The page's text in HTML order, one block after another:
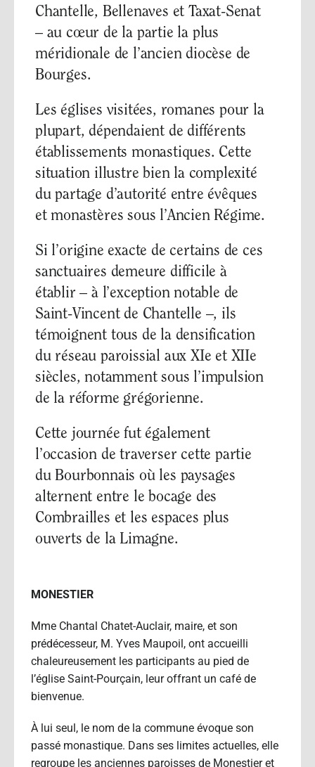
Chantelle, Bellenaves et Taxat-Senat
– au cœur de la partie la plus
méridionale de l’ancien diocèse de
Bourges.
Les églises visitées, romanes pour la
plupart, dépendaient de différents
établissements monastiques. Cette
situation illustre bien la complexité
du partage d’autorité entre évêques
et monastères sous l’Ancien Régime.
Si l’origine exacte de certains de ces
sanctuaires demeure difficile à
établir – à l’exception notable de
Saint-Vincent de Chantelle –, ils
témoignent tous de la densification
du réseau paroissial aux XIe et XIIe
siècles, notamment sous l’impulsion
de la réforme grégorienne.
Cette journée fut également
l’occasion de traverser cette partie
du Bourbonnais où les paysages
alternent entre le bocage des
Combrailles et les espaces plus
ouverts de la Limagne.
MONESTIER
Mme Chantal Chatet-Auclair, maire, et son
prédécesseur, M. Yves Maupoil, ont accueilli
chaleureusement les participants au pied de
l’église Saint-Pourçain, leur offrant un café de
bienvenue.
À lui seul, le nom de la commune évoque son
passé monastique. Dans ses limites actuelles, elle
regroupe les anciennes paroisses de Monestier et